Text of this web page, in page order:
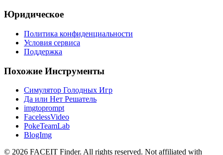
Юридическое
Политика конфиденциальности
Условия сервиса
Поддержка
Похожие Инструменты
Симулятор Голодных Игр
Да или Нет Решатель
imgtoprompt
FacelessVideo
PokeTeamLab
BlogImg
© 2026 FACEIT Finder. All rights reserved. Not affiliated with